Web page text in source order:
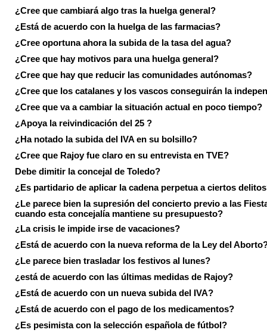
¿Cree que cambiará algo tras la huelga general?
¿Está de acuerdo con la huelga de las farmacias?
¿Cree oportuna ahora la subida de la tasa del agua?
¿Cree que hay motivos para una huelga general?
¿Cree que hay que reducir las comunidades autónomas?
¿Cree que los catalanes y los vascos conseguirán la
¿Cree que va a cambiar la situación actual en poco tiempo?
¿Apoya la reivindicación del 25 ?
¿Ha notado la subida del IVA en su bolsillo?
¿Cree que Rajoy fue claro en su entrevista en TVE?
Debe dimitir la concejal de Toledo?
¿Es partidario de aplicar la cadena perpetua a ciertos
¿Le parece bien la supresión del concierto previo a las
cuando esta concejalía mantiene su presupuesto?
¿La crisis le impide irse de vacaciones?
¿Está de acuerdo con la nueva reforma de la Ley del
¿Le parece bien trasladar los festivos al lunes?
¿está de acuerdo con las últimas medidas de Rajoy?
¿Está de acuerdo con un nueva subida del IVA?
¿Está de acuerdo con el pago de los medicamentos?
¿Es pesimista con la selección española de fútbol?